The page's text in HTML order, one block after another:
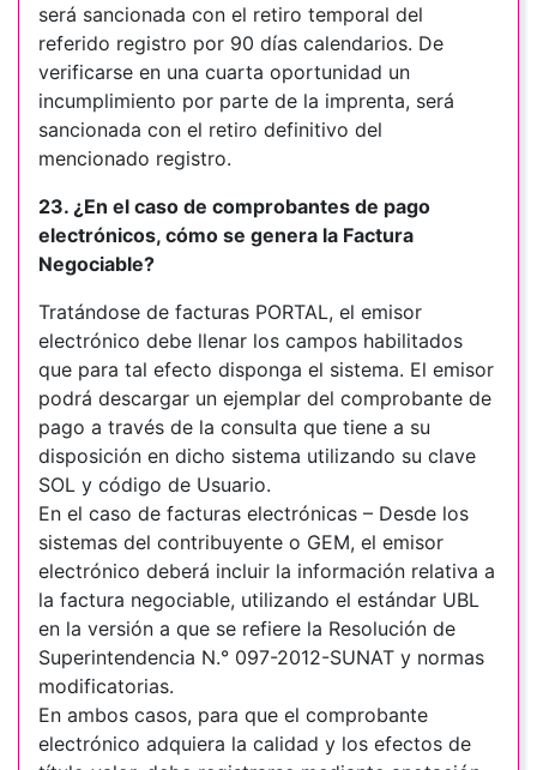
será sancionada con el retiro temporal del
referido registro por 90 días calendarios. De
verificarse en una cuarta oportunidad un
incumplimiento por parte de la imprenta, será
sancionada con el retiro definitivo del
mencionado registro.
23. ¿En el caso de comprobantes de pago
electrónicos, cómo se genera la Factura
Negociable?
Tratándose de facturas PORTAL, el emisor
electrónico debe llenar los campos habilitados
que para tal efecto disponga el sistema. El emisor
podrá descargar un ejemplar del comprobante de
pago a través de la consulta que tiene a su
disposición en dicho sistema utilizando su clave
SOL y código de Usuario.
En el caso de facturas electrónicas – Desde los
sistemas del contribuyente o GEM, el emisor
electrónico deberá incluir la información relativa a
la factura negociable, utilizando el estándar UBL
en la versión a que se refiere la Resolución de
Superintendencia N.° 097-2012-SUNAT y normas
modificatorias.
En ambos casos, para que el comprobante
electrónico adquiera la calidad y los efectos de